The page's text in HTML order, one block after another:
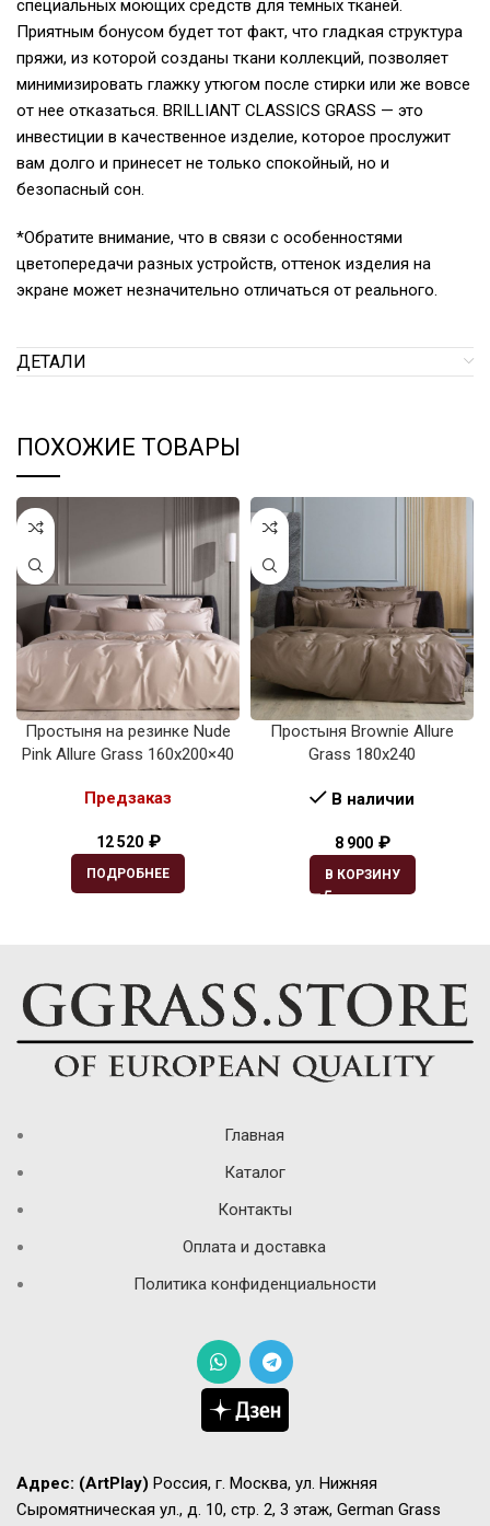
специальных моющих средств для темных тканей.
Приятным бонусом будет тот факт, что гладкая структура
пряжи, из которой созданы ткани коллекций, позволяет
минимизировать глажку утюгом после стирки или же вовсе
от нее отказаться. BRILLIANT CLASSICS GRASS — это
инвестиции в качественное изделие, которое прослужит
вам долго и принесет не только спокойный, но и
безопасный сон.
*Обратите внимание, что в связи с особенностями
цветопередачи разных устройств, оттенок изделия на
экране может незначительно отличаться от реального.
ДЕТАЛИ
ПОХОЖИЕ ТОВАРЫ
Простыня на резинке Nude
Pink Allure Grass 160х200×40
Предзаказ
12 520 ₽
ПОДРОБНЕЕ
Простыня Brownie Allure
Grass 180х240
В наличии
8 900 ₽
В КОРЗИНУ
Главная
Каталог
Контакты
Оплата и доставка
Политика конфиденциальности
Адрес: (ArtPlay) Россия, г. Москва, ул. Нижняя
Сыромятническая ул., д. 10, стр. 2, 3 этаж, German Grass